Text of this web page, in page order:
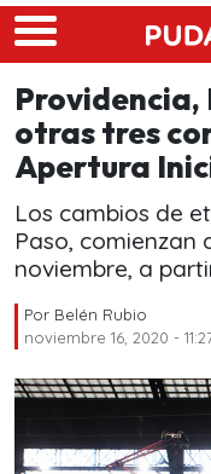
Skip to main content
otras tres
Apertura
Los cambios de
Paso, comienzan
noviembre, a
Por Belén Rubio
noviembre 16, 2020 -